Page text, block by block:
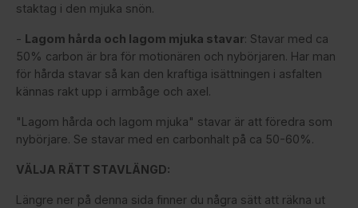
staktag i den mjuka snön.
- Lagom hårda och lagom mjuka stavar: Stavar med ca
50% carbon är bra för motionären och nybörjaren. Har man
för hårda stavar så kan den kraftiga isättningen i asfalten
kännas rakt upp i armbåge och axel.
"Lagom hårda och lagom mjuka" stavar är att föredra som
nybörjare. Se stavar med en carbonhalt på ca 50-60%.
VÄLJA RÄTT STAVLÄNGD:
Längre ner på denna sida finner du några sätt att räkna ut